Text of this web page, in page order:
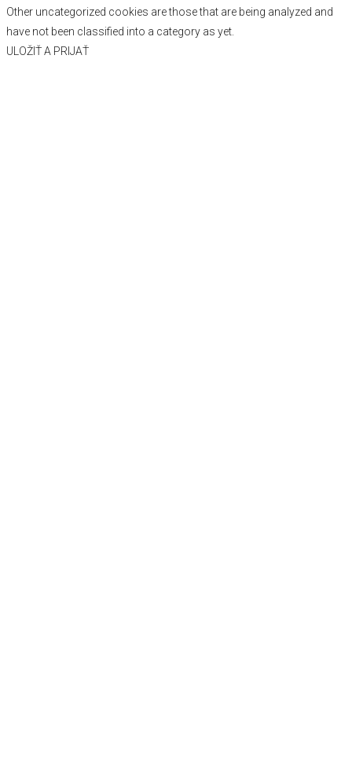
Other uncategorized cookies are those that are being analyzed and
have not been classified into a category as yet.
ULOŽIŤ A PRIJAŤ